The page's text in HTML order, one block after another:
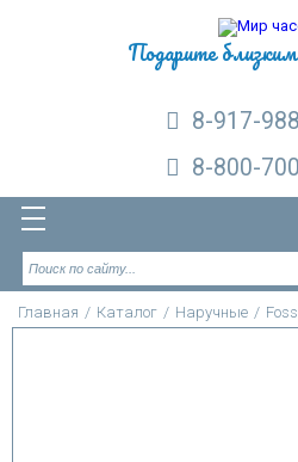
Подарите
8-917-
8-800-
Главная / Каталог / Наручные /